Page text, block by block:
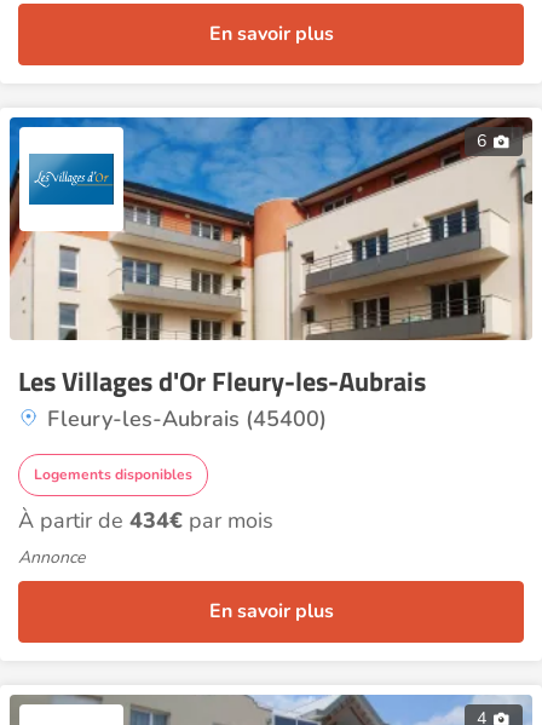
En savoir plus
6
Les Villages d'Or Fleury-les-Aubrais
Fleury-les-Aubrais (45400)
Logements disponibles
À partir de 434€ par mois
Annonce
En savoir plus
4